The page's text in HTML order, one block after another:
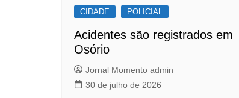
CIDADE POLICIAL
Acidentes são registrados em
Osório
Jornal Momento admin
30 de julho de 2026